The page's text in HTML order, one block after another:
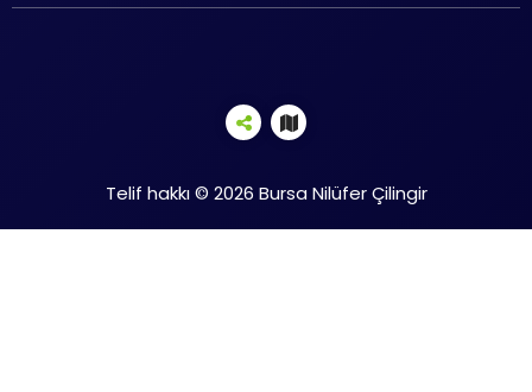
Telif hakkı © 2026 Bursa Nilüfer Çilingir